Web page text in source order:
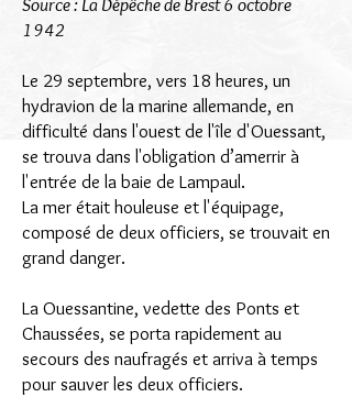
Source : La Dépêche de Brest 6 octobre
1942
Le 29 septembre, vers 18 heures, un
hydravion de la marine allemande, en
difficulté dans l'ouest de l'île d'Ouessant,
se trouva dans l'obligation d’amerrir à
l'entrée de la baie de Lampaul.
La mer était houleuse et l'équipage,
composé de deux officiers, se trouvait en
grand danger.
La Ouessantine, vedette des Ponts et
Chaussées, se porta rapidement au
secours des naufragés et arriva à temps
pour sauver les deux officiers.